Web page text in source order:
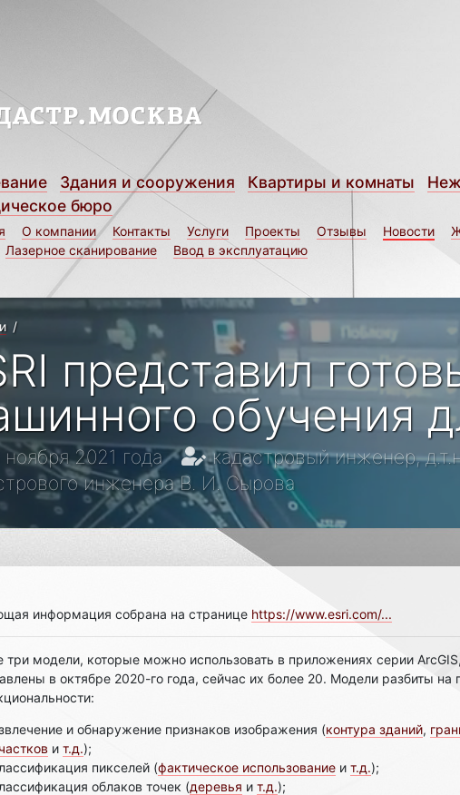
Здания и сооружения Квартиры и комнаты
бюро
О компании Контакты Услуги Проекты Отзывы Новости
Лазерное сканирование Ввод в эксплуатацию
/
представил
обучения
ноября 2021 года
кадастровый инженер,
инженера В. И. Сырова
информация собрана на странице https://www.esri.com/...
три модели, которые можно использовать в приложениях серии
в октябре 2020-го года, сейчас их более 20. Модели разбиты на
и обнаружение признаков изображения (контура зданий,
и т.д.);
пикселей (фактическое использование и т.д.);
облаков точек (деревья и т.д.);